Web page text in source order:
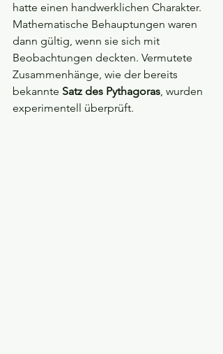
hatte einen handwerklichen Charakter.
Mathematische Behauptungen waren
dann gültig, wenn sie sich mit
Beobachtungen deckten. Vermutete
Zusammenhänge, wie der bereits
bekannte Satz des Pythagoras, wurden
experimentell überprüft.